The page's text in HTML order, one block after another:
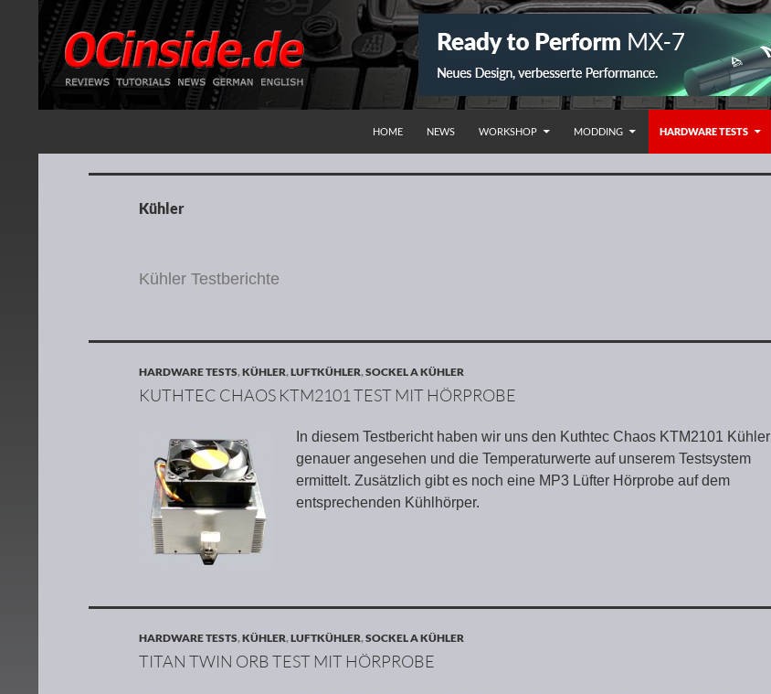
Redaktion ocinside.de PC Hardware PortalHOME
NEWS WORKSHOP MODDING HARDWARE TESTS
Kühler
Kühler Testberichte
HARDWARE TESTS,KÜHLER,LUFTKÜHLER,SOCKEL A KÜHLER
KUTHTEC CHAOS KTM2101 TEST MIT HÖRPROBE
In diesem Testbericht haben wir uns den Kuthtec Chaos KTM2101 Kühler
genauer angesehen und die Temperaturwerte auf unserem Testsystem
ermittelt. Zusätzlich gibt es noch eine MP3 Lüfter Hörprobe auf dem
entsprechenden Kühlhörper.
HARDWARE TESTS,KÜHLER,LUFTKÜHLER,SOCKEL A KÜHLER
TITAN TWIN ORB TEST MIT HÖRPROBE